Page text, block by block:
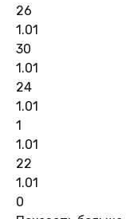
26
1.01
30
1.01
24
1.01
1
1.01
22
1.01
0